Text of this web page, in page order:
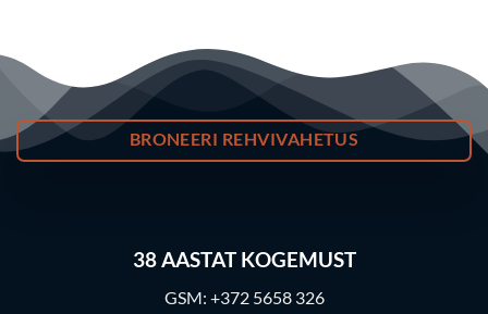
BRONEERI REHVIVAHETUS
38AASTAT KOGEMUST
GSM: +372 5658 326